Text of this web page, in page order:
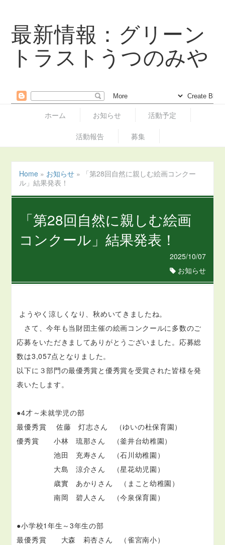
最新情報：グリーン
トラストうつのみや
ホーム お知らせ 活動予定
活動報告 募集
Home » お知らせ »
「第28回自然に親しむ絵画コンクー
ル」結果発表！
「第28回自然に親しむ絵画
コンクール」結果発表！
2025/10/07
お知らせ
ようやく涼しくなり、秋めいてきましたね。
さて、今年も当財団主催の絵画コンクールに多数のご
応募をいただきましてありがとうございました。応募総
数は3,057点となりました。
以下に３部門の最優秀賞と優秀賞を受賞された皆様を発
表いたします。
●4才～未就学児の部
最優秀賞
佐藤 灯志さん （ゆいの杜保育園）
優秀賞 小林 琉那さん （釜井台幼稚園）
池田 充寿さん （石川幼稚園）
大島 涼介さん （星花幼児園）
歳實 あかりさん （まこと幼稚園）
南岡 碧人さん （今泉保育園）
●小学校1年生～3年生の部
最優秀賞 大森 莉杏さん （雀宮南小）